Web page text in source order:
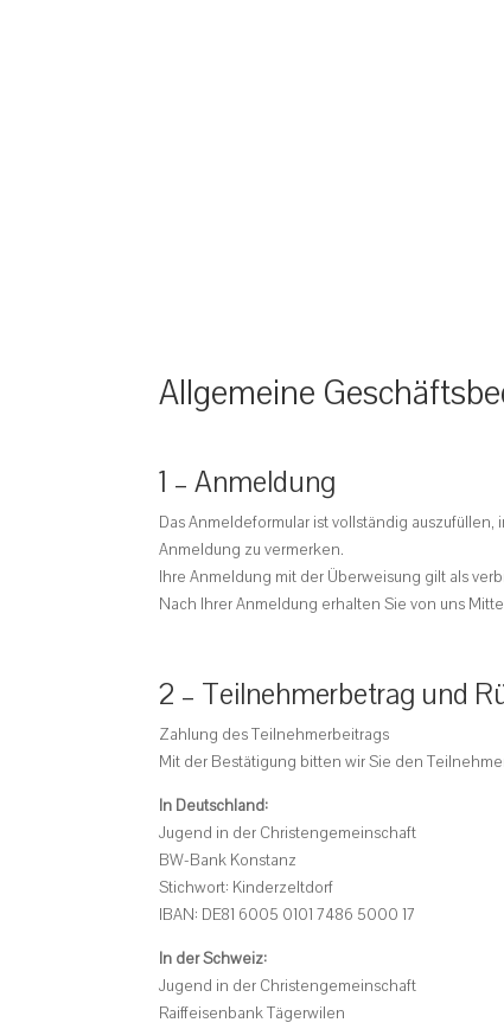
Allgemeine
1 – Anmeldung
Das Anmeldeformular ist vollständig
Anmeldung zu vermerken.
Ihre Anmeldung mit der Überweisung gilt als
Nach Ihrer Anmeldung erhalten Sie von uns
2 – Teilnehmerbetrag und
Zahlung des Teilnehmerbeitrags
Mit der Bestätigung bitten wir Sie den
In Deutschland:
Jugend in der Christengemeinschaft
BW-Bank Konstanz
Stichwort: Kinderzeltdorf
IBAN: DE81 6005 0101 7486 5000 17
In der Schweiz:
Jugend in der Christengemeinschaft
Raiffeisenbank Tägerwilen